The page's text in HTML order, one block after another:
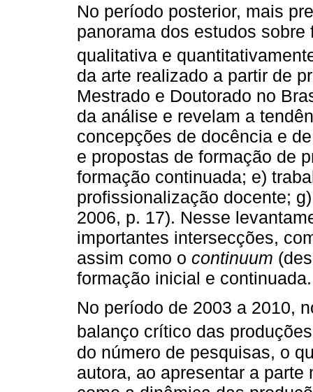
No período posterior, mais
panorama dos estudos
qualitativa e
da arte realizado a partir de
Mestrado e Doutorado no
da análise e revelam a
concepções de docência e
e propostas de formação de
formação continuada; e)
profissionalização docente;
2006, p. 17). Nesse
importantes intersecções,
assim como o continuum
formação inicial e continuada.
No período de 2003 a 2010,
balanço crítico das
do número de pesquisas, o
autora, ao apresentar a